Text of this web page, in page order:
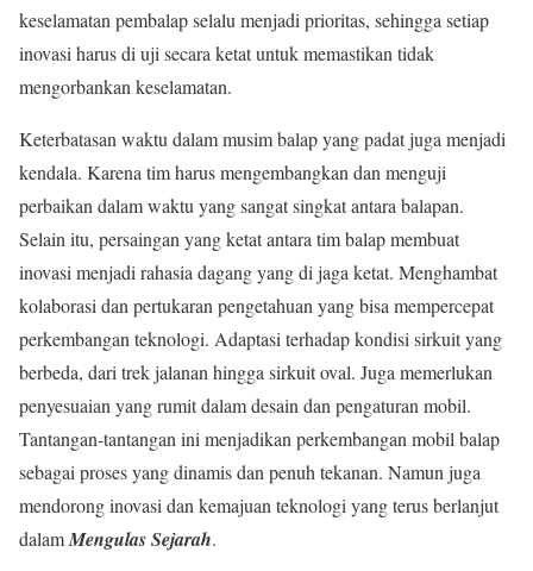
keselamatan pembalap selalu menjadi prioritas, sehingga setiap
inovasi harus di uji secara ketat untuk memastikan tidak
mengorbankan keselamatan.
Keterbatasan waktu dalam musim balap yang padat juga menjadi
kendala. Karena tim harus mengembangkan dan menguji
perbaikan dalam waktu yang sangat singkat antara balapan.
Selain itu, persaingan yang ketat antara tim balap membuat
inovasi menjadi rahasia dagang yang di jaga ketat. Menghambat
kolaborasi dan pertukaran pengetahuan yang bisa mempercepat
perkembangan teknologi. Adaptasi terhadap kondisi sirkuit yang
berbeda, dari trek jalanan hingga sirkuit oval. Juga memerlukan
penyesuaian yang rumit dalam desain dan pengaturan mobil.
Tantangan-tantangan ini menjadikan perkembangan mobil balap
sebagai proses yang dinamis dan penuh tekanan. Namun juga
mendorong inovasi dan kemajuan teknologi yang terus berlanjut
dalamMengulas Sejarah.